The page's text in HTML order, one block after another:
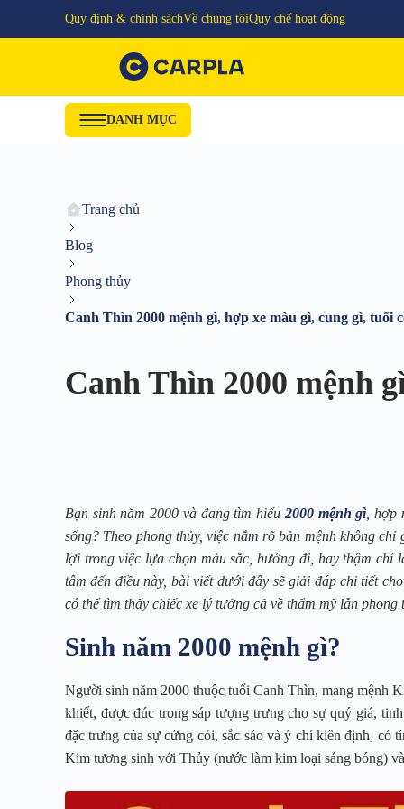
Quy định & chính sáchVề chúng tôiQuy chế hoạt động
DANH MỤC
Trang chủ
Blog
Phong thủy
Canh Thìn 2000 mệnh gì, hợp xe màu gì, cung gì, tuổi
Canh Thìn 2000 mệnh
Bạn sinh năm 2000 và đang tìm hiểu 2000 mệnh gì ,
sống? Theo phong thủy, việc nắm rõ bản mệnh không
lợi trong việc lựa chọn màu sắc, hướng đi, hay thậm chí
tâm đến điều này, bài viết dưới đây sẽ giải đáp chi tiết
có thể tìm thấy chiếc xe lý tưởng cả về thẩm mỹ lẫn phong
Sinh năm 2000 mệnh gì?
Người sinh năm 2000 thuộc tuổi Canh Thìn, mang mệnh
khiết, được đúc trong sáp tượng trưng cho sự quý giá,
đặc trưng của sự cứng cỏi, sắc sảo và ý chí kiên định, có
Kim tương sinh với Thủy (nước làm kim loại sáng bóng)